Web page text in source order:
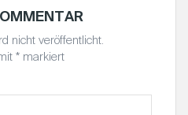
nicht veröffentlicht.
* markiert